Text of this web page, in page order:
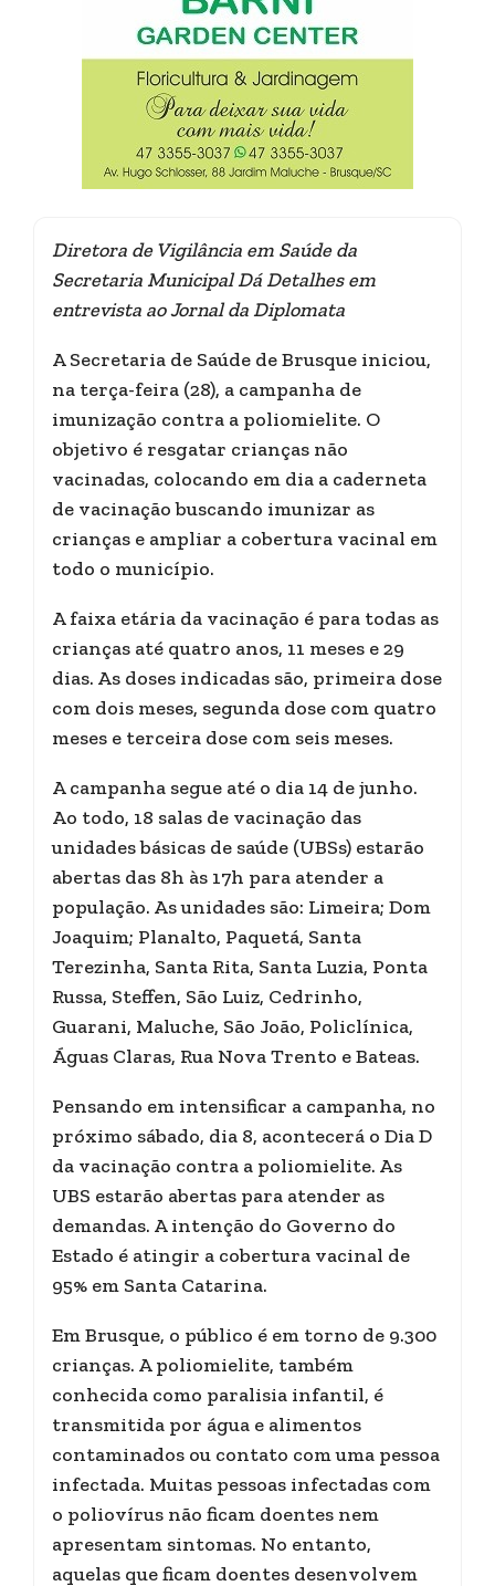
Diretora de Vigilância em Saúde da
Secretaria Municipal Dá Detalhes em
entrevista ao Jornal da Diplomata
A Secretaria de Saúde de Brusque iniciou,
na terça-feira (28), a campanha de
imunização contra a poliomielite. O
objetivo é resgatar crianças não
vacinadas, colocando em dia a caderneta
de vacinação buscando imunizar as
crianças e ampliar a cobertura vacinal em
todo o município.
A faixa etária da vacinação é para todas as
crianças até quatro anos, 11 meses e 29
dias. As doses indicadas são, primeira dose
com dois meses, segunda dose com quatro
meses e terceira dose com seis meses.
A campanha segue até o dia 14 de junho.
Ao todo, 18 salas de vacinação das
unidades básicas de saúde (UBSs) estarão
abertas das 8h às 17h para atender a
população. As unidades são: Limeira; Dom
Joaquim; Planalto, Paquetá, Santa
Terezinha, Santa Rita, Santa Luzia, Ponta
Russa, Steffen, São Luiz, Cedrinho,
Guarani, Maluche, São João, Policlínica,
Águas Claras, Rua Nova Trento e Bateas.
Pensando em intensificar a campanha, no
próximo sábado, dia 8, acontecerá o Dia D
da vacinação contra a poliomielite. As
UBS estarão abertas para atender as
demandas. A intenção do Governo do
Estado é atingir a cobertura vacinal de
95% em Santa Catarina.
Em Brusque, o público é em torno de 9.300
crianças. A poliomielite, também
conhecida como paralisia infantil, é
transmitida por água e alimentos
contaminados ou contato com uma pessoa
infectada. Muitas pessoas infectadas com
o poliovírus não ficam doentes nem
apresentam sintomas. No entanto,
aquelas que ficam doentes desenvolvem